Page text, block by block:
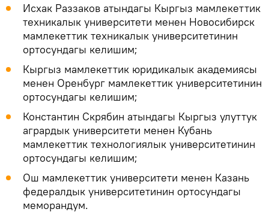
Исхак Раззаков атындагы Кыргыз мамлекеттик
техникалык университети менен Новосибирск
мамлекеттик техникалык университетинин
ортосундагы келишим;
Кыргыз мамлекеттик юридикалык академиясы
менен Оренбург мамлекеттик университетинин
ортосундагы келишим;
Константин Скрябин атындагы Кыргыз улуттук
агрардык университети менен Кубань
мамлекеттик технологиялык университетинин
ортосундагы келишим;
Ош мамлекеттик университети менен Казань
федералдык университетинин ортосундагы
меморандум.